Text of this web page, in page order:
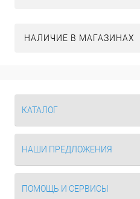
НАЛИЧИЕ В МАГАЗИНАХ
КАТАЛОГ
НАШИ ПРЕДЛОЖЕНИЯ
ПОМОЩЬ И СЕРВИСЫ